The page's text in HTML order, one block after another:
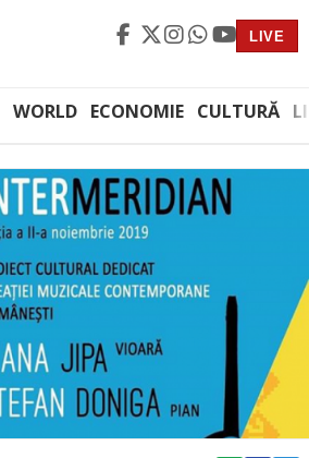
LIVE
WORLD ECONOMIE CULTURĂ